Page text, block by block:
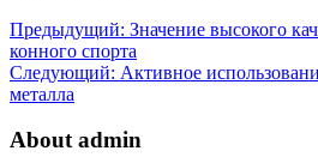
Предыдущий: Значение высокого
конного спорта
Следующий: Активное
металла
About admin